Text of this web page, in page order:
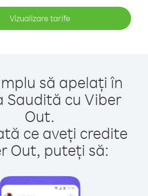
Vizualizare tarife
să apelați în
Saudită cu Viber
Out.
ce aveți credite
Out, puteți să: